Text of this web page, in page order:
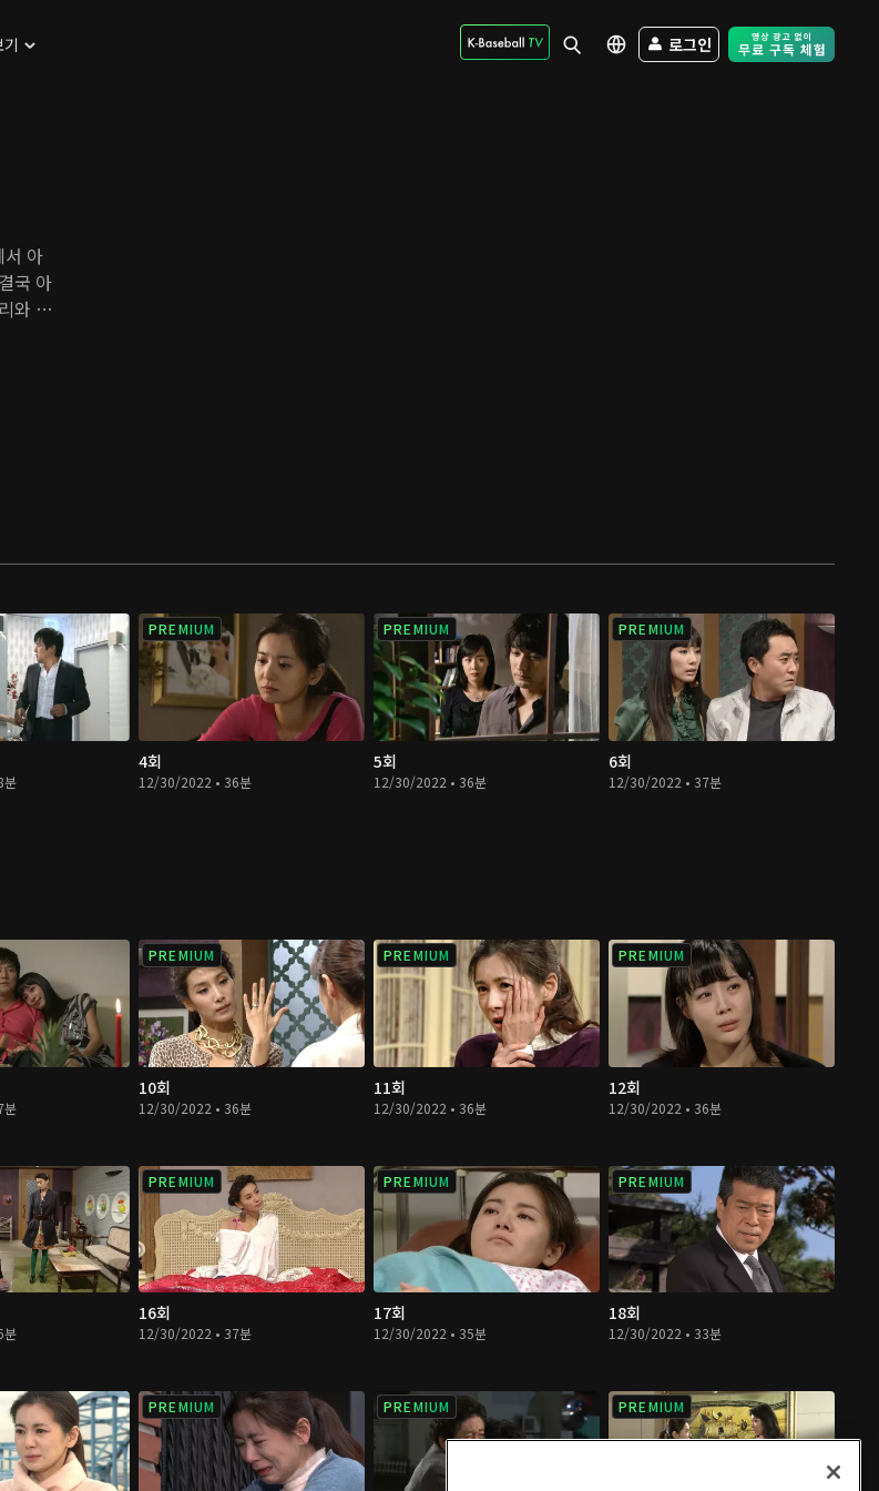
로그인 Free Trial -
서 아
국 아
와 바
을
가
분
PREMIUM
4회
12/30/2022 • 36분
PREMIUM
5회
12/30/2022 • 36분
PREMIUM
6회
12/30/2022 • 37분
분
PREMIUM
10회
12/30/2022 • 36분
PREMIUM
11회
12/30/2022 • 36분
PREMIUM
12회
12/30/2022 • 36분
분
PREMIUM
16회
12/30/2022 • 37분
PREMIUM
17회
12/30/2022 • 35분
PREMIUM
18회
12/30/2022 • 33분
PREMIUM PREMIUM PREMIUM